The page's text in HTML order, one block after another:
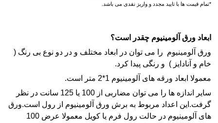
*تمام قیمت ها با تایید مجدد و واریز نقدی می باشد.
ابعاد ورق آلومینیوم چقدر است؟
ورق آلومینیوم را می توان در ابعاد مختلف و در دو نوع بی رنگ (
خام و آنادایز ) و رنگی پیدا کرد.
معمولا ابعاد ورقه های آلومینیوم 1*2 متر است.
سایر اندازه ها را می توان مضاربی از 100 یا 125 سانت در نظر
گرفت.این اعداد مربوط به برش ورق آلومینیوم از رول است.ورق
های آلومینیوم در حالت رول فرم یا کویل معمولا عرض 100